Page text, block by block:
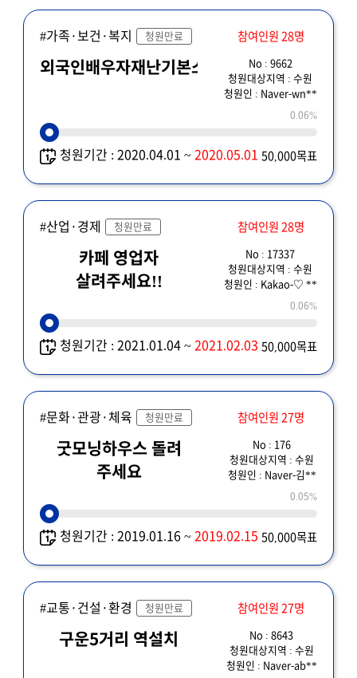
#가족·보건·복지 청원만료 참여인원 28명
외국인배우자재난기본소득
No : 9662
청원대상지역 : 수원
청원인 : Naver-wn**
0.06%
청원기간 : 2020.04.01 ~2020.05.01 50,000목표
#산업·경제 청원만료 참여인원 28명
카페 영업자
살려주세요!!
No : 17337
청원대상지역 : 수원
청원인 : Kakao-♡ **
0.06%
청원기간 : 2021.01.04 ~2021.02.03 50,000목표
#문화·관광·체육 청원만료 참여인원 27명
굿모닝하우스 돌려
주세요
No : 176
청원대상지역 : 수원
청원인 : Naver-김**
0.05%
청원기간 : 2019.01.16 ~2019.02.15 50,000목표
#교통·건설·환경 청원만료 참여인원 27명
구운5거리 역설치
No : 8643
청원대상지역 : 수원
청원인 : Naver-ab**